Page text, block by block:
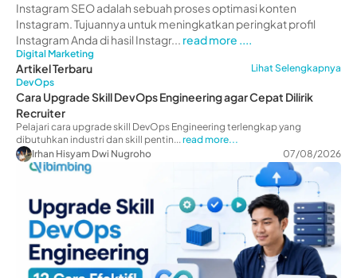
Instagram SEO adalah sebuah proses optimasi konten
Instagram. Tujuannya untuk meningkatkan peringkat profil
Instagram Anda di hasil Instagr... read more ....
Digital Marketing
Artikel Terbaru
Lihat Selengkapnya
DevOps
Cara Upgrade Skill DevOps Engineering agar Cepat Dilirik
Recruiter
Pelajari cara upgrade skill DevOps Engineering terlengkap yang
dibutuhkan industri dan skill pentin...read more...
Irhan Hisyam Dwi Nugroho
07/08/2026